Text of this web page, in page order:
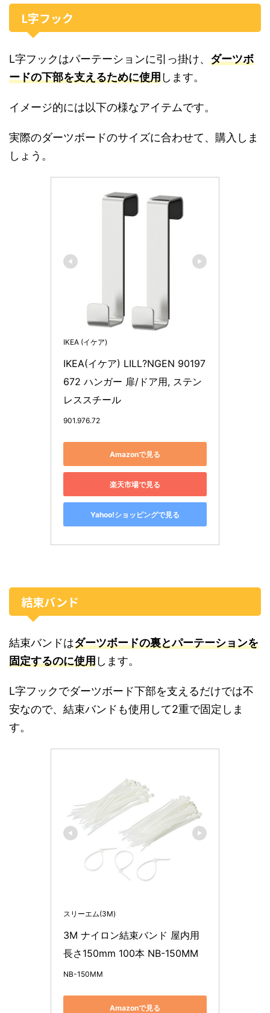
L字フック
L字フックはパーテーションに引っ掛け、 ダーツボ
ードの下部を支えるために使用します。
イメージ的には以下の様なアイテムです。
実際のダーツボードのサイズに合わせて、購入しま
しょう。
IKEA (イケア)
IKEA(イケア) LILL?NGEN 90197
672 ハンガー 扉/ドア用, ステン
レススチール
901.976.72
Amazonで見る
楽天市場で見る
Yahoo!ショッピングで見る
結束バンド
結束バンドはダーツボードの裏とパーテーションを
固定するのに使用します。
L字フックでダーツボード下部を支えるだけでは不
安なので、結束バンドも使用して2重で固定しま
す。
スリーエム(3M)
3M ナイロン結束バンド 屋内用
長さ150mm 100本 NB-150MM
NB-150MM
Amazonで見る